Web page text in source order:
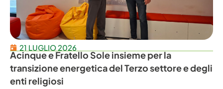
21 LUGLIO 2026
Acinque e Fratello Sole insieme per la
transizione energetica del Terzo settore e degli
enti religiosi